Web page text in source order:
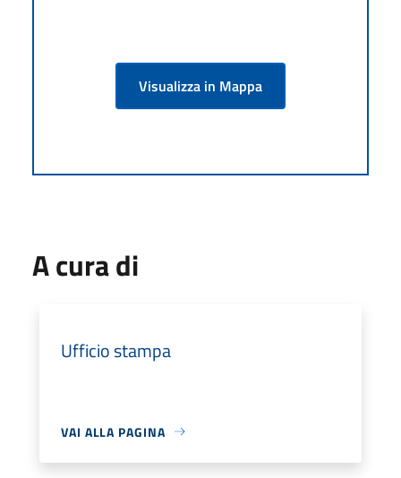
Visualizza in Mappa
A cura di
Ufficio stampa
VAI ALLA PAGINA